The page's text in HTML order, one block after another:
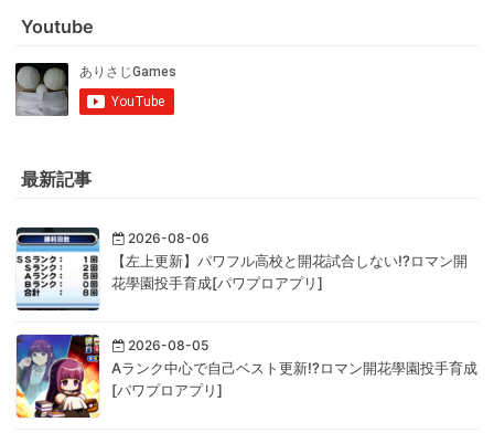
Youtube
最新記事
2026-08-06
【左上更新】パワフル高校と開花試合しない!?ロマン開
花學園投手育成[パワプロアプリ]
2026-08-05
Aランク中心で自己ベスト更新!?ロマン開花學園投手育成
[パワプロアプリ]